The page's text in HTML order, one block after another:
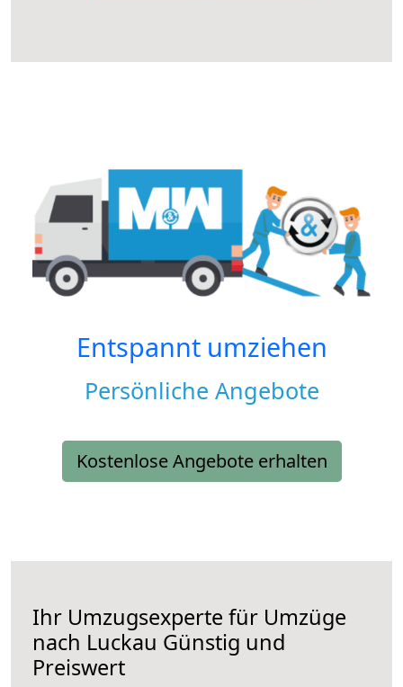
Entspannt umziehen
Persönliche Angebote
Kostenlose Angebote erhalten
Ihr Umzugsexperte für Umzüge
nach Luckau Günstig und
Preiswert